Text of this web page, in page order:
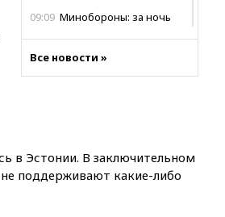
09:09 Минобороны: за ночь
08:50 Состояние здоровья
обнаружили затонувшее
судно древнеримских времен
Все новости »
в Эстонии. В заключительном
поддерживают какие-либо